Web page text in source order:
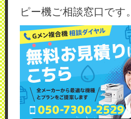
ピー機ご相談窓口です。